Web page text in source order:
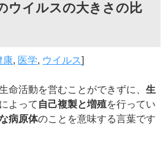
ウイルスの大きさの比
康, 医学, ウイルス]
命活動を営むことができずに、生
よって 自己複製と増殖を行ってい
病原体のことを意味する言葉です